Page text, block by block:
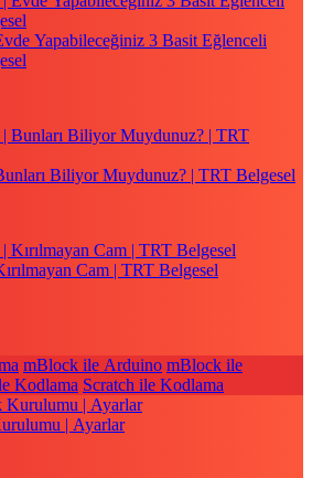
Yapabileceğiniz 3 Basit Eğlenceli
Biliyor Muydunuz? | TRT Belgesel
Cam | TRT Belgesel
mBlock ile Arduino mBlock ile
Kodlama Scratch ile Kodlama
| Ayarlar